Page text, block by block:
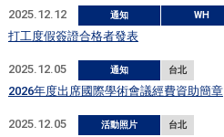
2025.12.12 通知 WH
打工度假簽證合格者發表
2025.12.05 通知 台北
2026年度出席國際學術會議經費資助簡章
2025.12.05 活動照片 台北